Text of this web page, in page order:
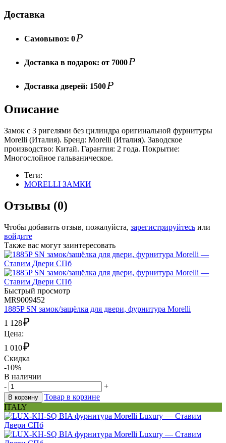
Доставка
Самовывоз: 0Р
Доставка в подарок: от 7000Р
Доставка дверей: 1500Р
Описание
Замок с 3 ригелями без цилиндра оригинальной фурнитуры
Morelli (Италия). Бренд: Morelli (Италия). Заводское
производство: Китай. Гарантия: 2 года. Покрытие:
Многослойное гальваническое.
Теги:
MORELLI ЗАМКИ
Отзывы (0)
Чтобы добавить отзыв, пожалуйста, зарегистрируйтесь или
войдите
Также вас могут заинтересовать
Быстрый просмотр
MR9009452
1885P SN замок/защёлка для двери, фурнитура Morelli
1 128₽
Цена:
1 010₽
Скидка
-10%
В наличии
-
+
В корзину
Товар в корзине
ITALY